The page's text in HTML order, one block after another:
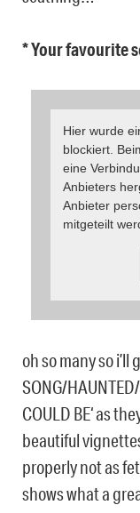
* Your favourite
Hier wurde
blockiert.
eine
Anbieters
Anbieter
mitgeteilt
oh so many so i’ll
SONG/
COULD BE‘ as
beautiful
properly not as
shows what a